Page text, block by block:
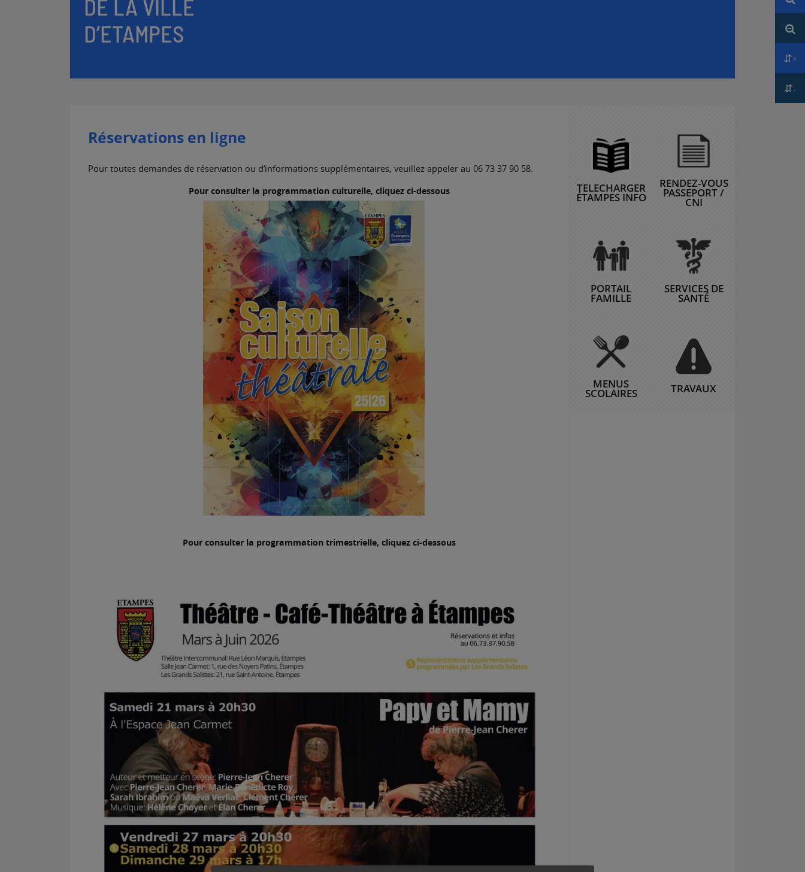
DE LA VILLE
D’ETAMPES
Réservations en ligne
Pour toutes demandes de réservation ou d’informations supplémentaires, veuillez appeler au 06 73 37 90 58.
Pour consulter la programmation culturelle, cliquez ci-dessous
Pour consulter la programmation trimestrielle, cliquez ci-dessous
TELECHARGER
ÉTAMPES INFO
RENDEZ-VOUS
PASSEPORT /
CNI
PORTAIL
FAMILLE
SERVICES DE
SANTÉ
MENUS
SCOLAIRES TRAVAUX
+
-